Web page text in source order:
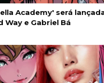
Academy' será
Way e Gabriel Bá